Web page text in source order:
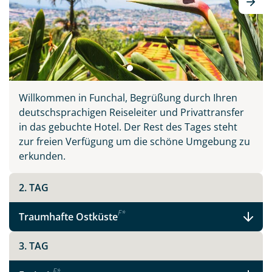
Teile diese Reise
Madeira - schönste Blume des Atlantiks
Facebook
Instagram
Wahlheimat auf 3 inkludierten Ausflügen, erklärt
Wissenswertes und führt Sie abseits der großen
Touristenströme hinein ins authentische Madeira.
Willkommen in Funchal, Begrüßung durch Ihren
deutschsprachigen Reiseleiter und Privattransfer
in das gebuchte Hotel. Der Rest des Tages steht
zur freien Verfügung um die schöne Umgebung zu
erkunden.
2. TAG
Traumhafte OstküsteF*
3. TAG